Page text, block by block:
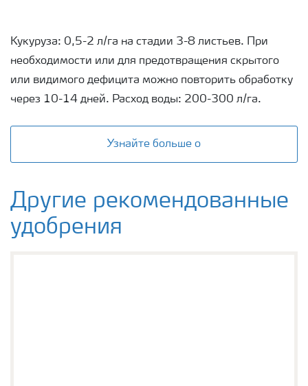
Кукуруза: 0,5-2 л/га на стадии 3-8 листьев. При
необходимости или для предотвращения скрытого
или видимого дефицита можно повторить обработку
через 10-14 дней. Расход воды: 200-300 л/га.
Узнайте больше о
Другие рекомендованные
удобрения